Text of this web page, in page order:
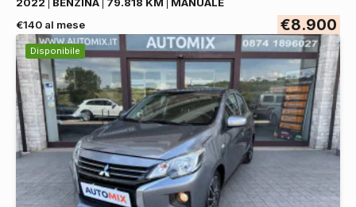
€140 al mese
€8.900
Disponibile